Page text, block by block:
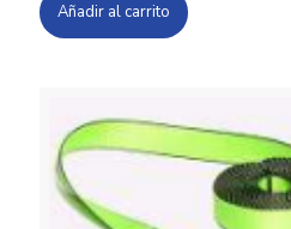
Añadir al carrito